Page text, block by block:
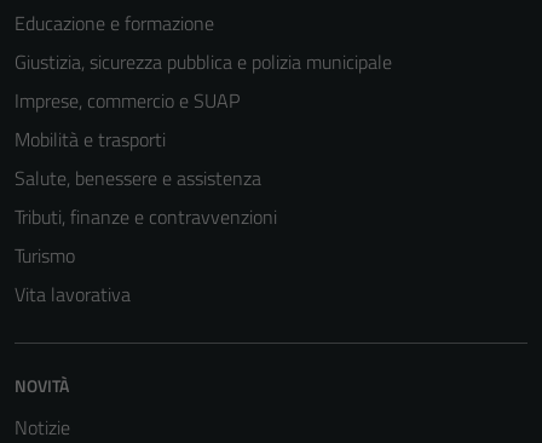
Educazione e formazione
Giustizia, sicurezza pubblica e polizia municipale
Imprese, commercio e SUAP
Mobilità e trasporti
Salute, benessere e assistenza
Tributi, finanze e contravvenzioni
Turismo
Vita lavorativa
NOVITÀ
Notizie